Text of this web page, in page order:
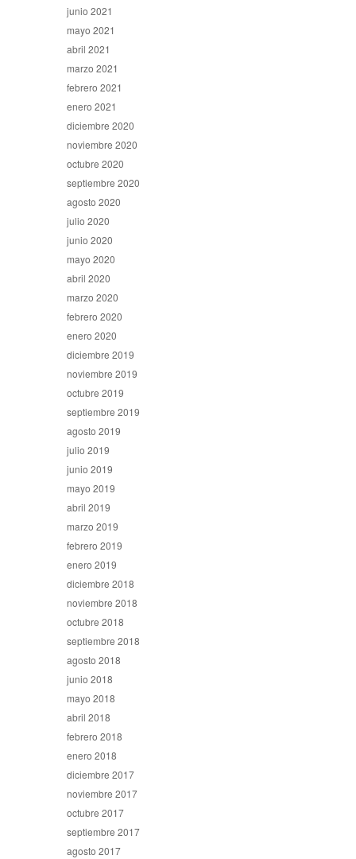
junio 2021
mayo 2021
abril 2021
marzo 2021
febrero 2021
enero 2021
diciembre 2020
noviembre 2020
octubre 2020
septiembre 2020
agosto 2020
julio 2020
junio 2020
mayo 2020
abril 2020
marzo 2020
febrero 2020
enero 2020
diciembre 2019
noviembre 2019
octubre 2019
septiembre 2019
agosto 2019
julio 2019
junio 2019
mayo 2019
abril 2019
marzo 2019
febrero 2019
enero 2019
diciembre 2018
noviembre 2018
octubre 2018
septiembre 2018
agosto 2018
junio 2018
mayo 2018
abril 2018
febrero 2018
enero 2018
diciembre 2017
noviembre 2017
octubre 2017
septiembre 2017
agosto 2017